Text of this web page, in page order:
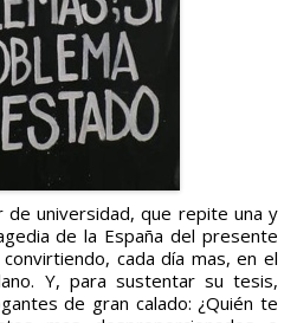
de la España del presente
cada día mas, en el
Y, para sustentar su tesis,
de gran calado: ¿Quién te